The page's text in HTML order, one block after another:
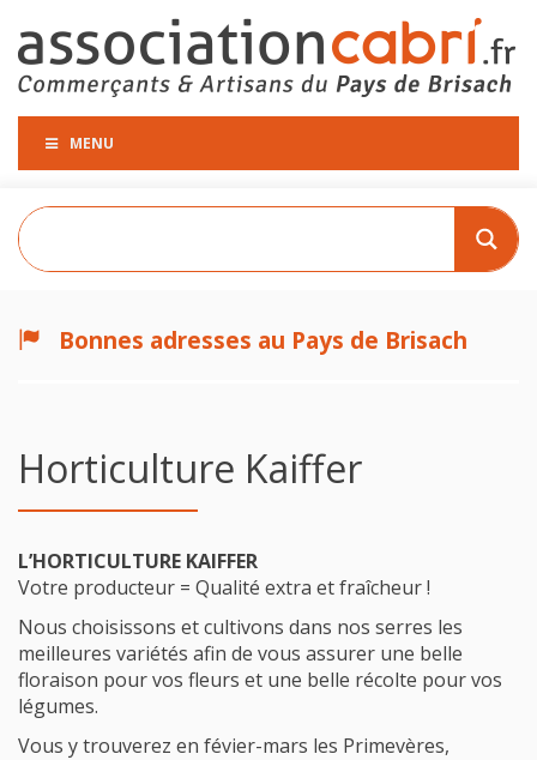
MENU
Bonnes adresses au Pays de Brisach
Horticulture Kaiffer
L’HORTICULTURE KAIFFER
Votre producteur = Qualité extra et fraîcheur !
Nous choisissons et cultivons dans nos serres les
meilleures variétés afin de vous assurer une belle
floraison pour vos fleurs et une belle récolte pour vos
légumes.
Vous y trouverez en févier-mars les Primevères,